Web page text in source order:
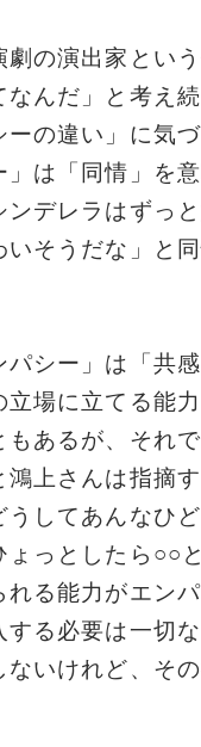
劇の演出家とい
なんだ」と考え
の違い」に気づ
」は「同情」を
ンデレラはずっ
いそうだな」と
パシー」は「共
立場に立てる能
もあるが、それ
鴻上さんは指摘
うしてあんなひ
ょっとしたら○○
れる能力がエン
する必要は一切
ないけれど、そ